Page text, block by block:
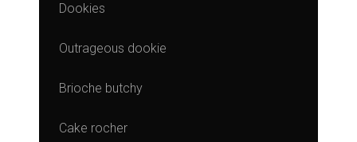
Dookies
Outrageous dookie
Brioche butchy
Cake rocher